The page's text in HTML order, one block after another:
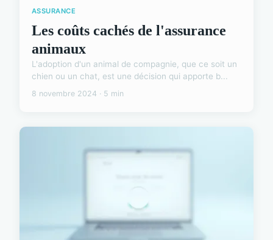
ASSURANCE
Les coûts cachés de l'assurance
animaux
L'adoption d'un animal de compagnie, que ce soit un
chien ou un chat, est une décision qui apporte b...
8 novembre 2024 · 5 min